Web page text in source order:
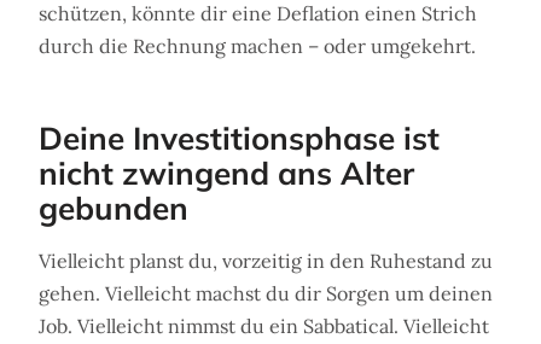
schützen, könnte dir eine Deflation einen Strich
durch die Rechnung machen – oder umgekehrt.
Deine Investitionsphase ist
nicht zwingend ans Alter
gebunden
Vielleicht planst du, vorzeitig in den Ruhestand zu
gehen. Vielleicht machst du dir Sorgen um deinen
Job. Vielleicht nimmst du ein Sabbatical. Vielleicht